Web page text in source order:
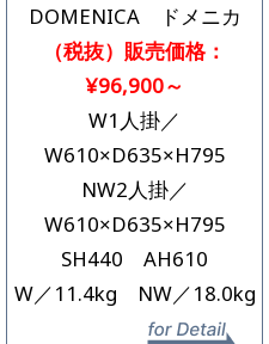
DOMENICA ドメニカ
（税抜）販売価格：
¥96,900～
W1人掛／
W610×D635×H795
NW2人掛／
W610×D635×H795
SH440 AH610
W／11.4kg NW／18.0kg